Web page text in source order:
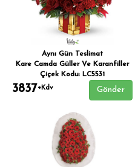
Aynı Gün Teslimat
Kare Camda Güller Ve Karanfiller
Çiçek Kodu: LC5531
3837+Kdv Gönder